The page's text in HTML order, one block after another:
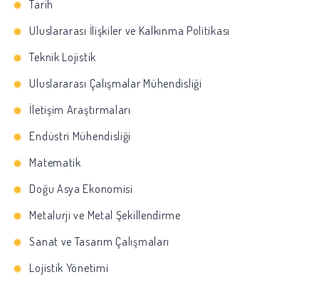
Tarih
Uluslararası İlişkiler ve Kalkınma Politikası
Teknik Lojistik
Uluslararası Çalışmalar Mühendisliği
İletişim Araştırmaları
Endüstri Mühendisliği
Matematik
Doğu Asya Ekonomisi
Metalurji ve Metal Şekillendirme
Sanat ve Tasarım Çalışmaları
Lojistik Yönetimi